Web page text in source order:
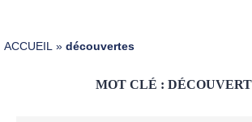
ACCUEIL » découvertes
MOT CLÉ :